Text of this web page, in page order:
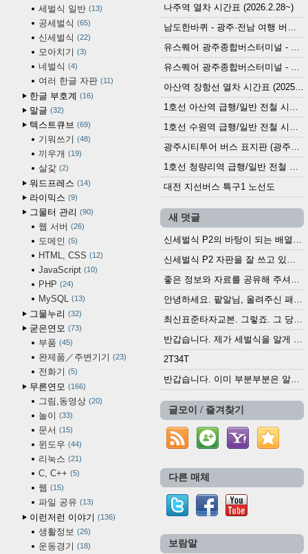
세벌식 일반 13
공세벌식 65
신세벌식 22
모아치기 3
네벌식 4
여러 한글 자판 11
한글 부호계 16
말글 32
텍스트큐브 69
기워쓰기 48
끼우개 19
살갗 2
워드프레스 14
라이믹스 9
그물터 관리 90
웹 서버 26
도메인 5
HTML, CSS 12
JavaScript 10
PHP 24
MySQL 13
그물누리 32
굳은연모 73
부품 45
완제품／주변기기 23
전화기 5
무른연모 166
그림,동영상 20
놀이 33
문서 15
윈도우 44
리눅스 21
C, C++ 5
웹 15
파일 공유 13
이런저런 이야기 136
생활정보 26
운동경기 18
나주역 열차 시간표 (2026.2.28~)
아산역 장항선 열차 시간표 (2025.12.30 기준) (무궁화호, ITX-마음, 새마을호, 서해금빛열차)
대전 지선버스 특구1 노선도
새 덧글
최신표준타자교본. 그렇죠. 그 당시에 최신 표준...
2T34T
반갑습니다. 이미 부분부분은 알려진 정보들이...
글모이 / 즐겨찾기
다른 매체
보람말